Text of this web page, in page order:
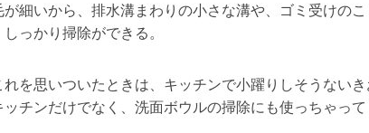
が細いから、排水溝まわりの小さな溝や、ゴミ受けの
っかり掃除ができる。
れを思いついたときは、キッチンで小躍りしそうない
チンだけでなく、洗面ボウルの掃除にも使っちゃっ